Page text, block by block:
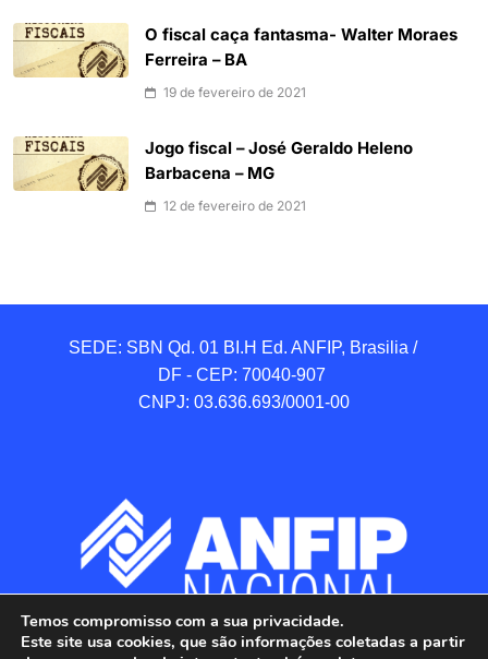
O fiscal caça fantasma- Walter Moraes
Ferreira – BA
19 de fevereiro de 2021
Jogo fiscal – José Geraldo Heleno
Barbacena – MG
12 de fevereiro de 2021
SEDE: SBN Qd. 01 BI.H Ed. ANFIP, Brasilia /
DF - CEP: 70040-907
CNPJ: 03.636.693/0001-00
Temos compromisso com a sua privacidade.
Este site usa cookies, que são informações coletadas a partir